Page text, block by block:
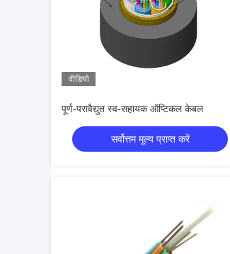
वीडियो
पूर्ण-परावैद्युत स्व-सहायक ऑप्टिकल केबल
सर्वोत्तम मूल्य प्राप्त करें